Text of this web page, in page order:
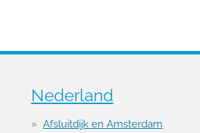
Nederland
Afsluitdijk en Amsterdam